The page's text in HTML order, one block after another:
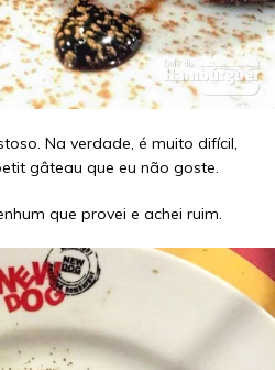
Na verdade, é muito difícil,
gâteau que eu não goste.
que provei e achei ruim.